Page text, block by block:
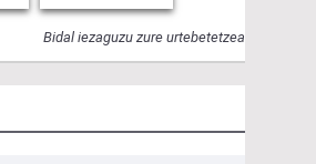
Bidal iezaguzu zure urtebetetzea